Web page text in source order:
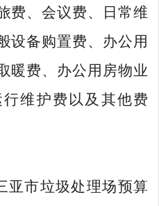
费、会议费、日常维
设备购置费、办公用
暖费、办公用房物业
维护费以及其他费
亚市垃圾处理场预算